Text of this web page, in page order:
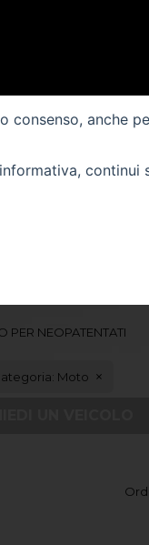
VEICOLI
PER NEOPATENTATI
Moto
consenso, anche
continui